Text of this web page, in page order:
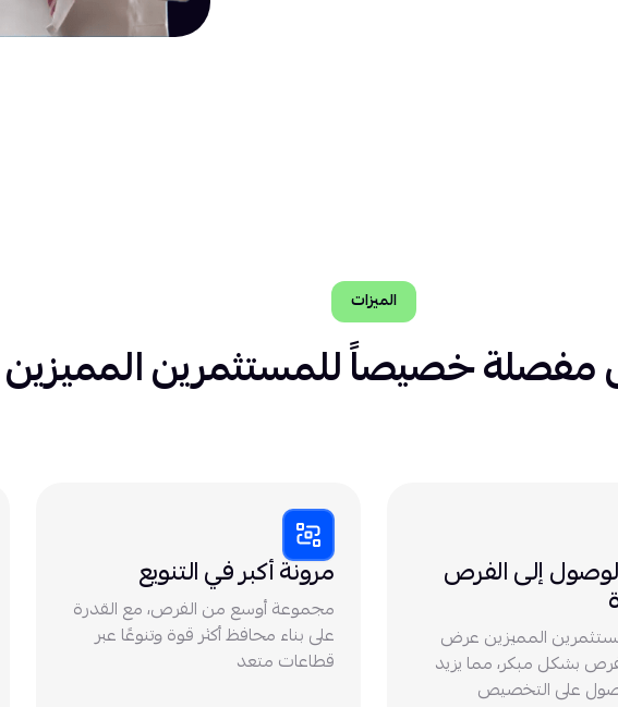
الميزات
خصيصاً للمستثمرين المميزين
إلى الفرص
المميزين عرض
بشكل مبكر، مما يزيد
على التخصيص
مرونة أكبر في التنويع
مجموعة أوسع من الفرص، مع القدرة
على بناء محافظ أكثر قوة وتنوعًا عبر
قطاعات متعد